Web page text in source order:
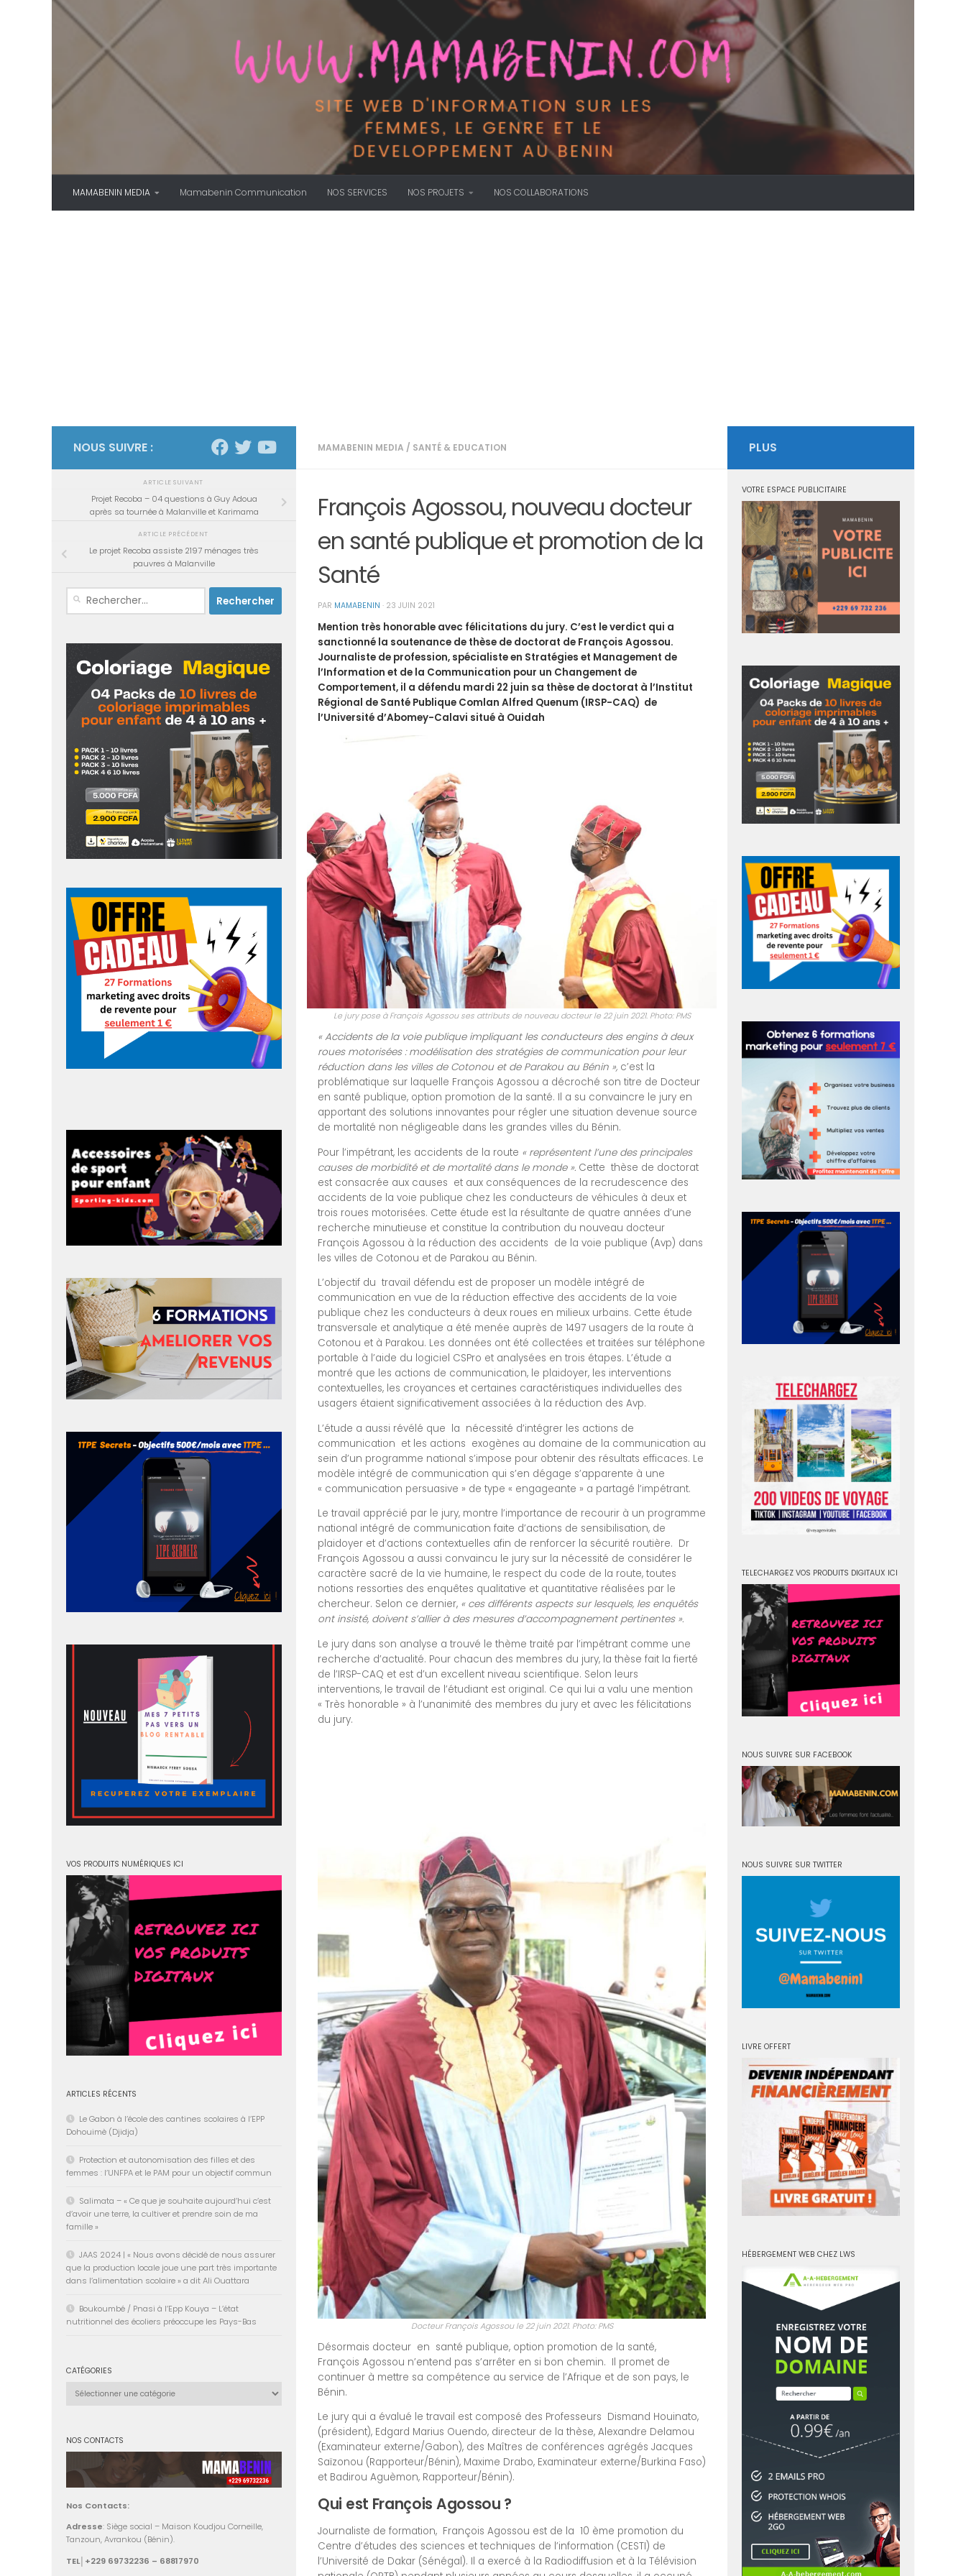
Skip to content
MAMABENIN MEDIA Mamabenin Communication NOS SERVICES NOS PROJETS NOS COLLABORATIONS
MAMABENIN MEDIA / SANTÉ & EDUCATION
François Agossou, nouveau docteur
en santé publique et promotion de la
Santé
PAR MAMABENIN · 23 JUIN 2021
Mention très honorable avec félicitations du jury. C’est le verdict qui a
sanctionné la soutenance de thèse de doctorat de François Agossou.
Journaliste de profession, spécialiste en Stratégies et Management de
l’Information et de la Communication pour un Changement de
Comportement, il a défendu mardi 22 juin sa thèse de doctorat à l’Institut
Régional de Santé Publique Comlan Alfred Quenum (IRSP-CAQ) de
l’Université d’Abomey-Calavi situé à Ouidah
Le jury pose à François Agossou ses attributs de nouveau docteur le 22 juin 2021. Photo: PMS
« Accidents de la voie publique impliquant les conducteurs des engins à deux
roues motorisées : modélisation des stratégies de communication pour leur
réduction dans les villes de Cotonou et de Parakou au Bénin », c’est la
problématique sur laquelle François Agossou a décroché son titre de Docteur
en santé publique, option promotion de la santé. Il a su convaincre le jury en
apportant des solutions innovantes pour régler une situation devenue source
de mortalité non négligeable dans les grandes villes du Bénin.
Pour l’impétrant, les accidents de la route « représentent l’une des principales
causes de morbidité et de mortalité dans le monde ». Cette thèse de doctorat
est consacrée aux causes et aux conséquences de la recrudescence des
accidents de la voie publique chez les conducteurs de véhicules à deux et
trois roues motorisées. Cette étude est la résultante de quatre années d’une
recherche minutieuse et constitue la contribution du nouveau docteur
François Agossou à la réduction des accidents de la voie publique (Avp) dans
les villes de Cotonou et de Parakou au Bénin.
L’objectif du travail défendu est de proposer un modèle intégré de
communication en vue de la réduction effective des accidents de la voie
publique chez les conducteurs à deux roues en milieux urbains. Cette étude
transversale et analytique a été menée auprès de 1497 usagers de la route à
Cotonou et à Parakou. Les données ont été collectées et traitées sur téléphone
portable à l’aide du logiciel CSPro et analysées en trois étapes. L’étude a
montré que les actions de communication, le plaidoyer, les interventions
contextuelles, les croyances et certaines caractéristiques individuelles des
usagers étaient significativement associées à la réduction des Avp.
L’étude a aussi révélé que la nécessité d’intégrer les actions de
communication et les actions exogènes au domaine de la communication au
sein d’un programme national s’impose pour obtenir des résultats efficaces. Le
modèle intégré de communication qui s’en dégage s’apparente à une
« communication persuasive » de type « engageante » a partagé l’impétrant.
Le travail apprécié par le jury, montre l’importance de recourir à un programme
national intégré de communication faite d’actions de sensibilisation, de
plaidoyer et d’actions contextuelles afin de renforcer la sécurité routière. Dr
François Agossou a aussi convaincu le jury sur la nécessité de considérer le
caractère sacré de la vie humaine, le respect du code de la route, toutes
notions ressorties des enquêtes qualitative et quantitative réalisées par le
chercheur. Selon ce dernier, « ces différents aspects sur lesquels, les enquêtés
ont insisté, doivent s’allier à des mesures d’accompagnement pertinentes ».
Le jury dans son analyse a trouvé le thème traité par l’impétrant comme une
recherche d’actualité. Pour chacun des membres du jury, la thèse fait la fierté
de l’IRSP-CAQ et est d’un excellent niveau scientifique. Selon leurs
interventions, le travail de l’étudiant est original. Ce qui lui a valu une mention
« Très honorable » à l’unanimité des membres du jury et avec les félicitations
du jury.
Docteur François Agossou le 22 juin 2021. Photo: PMS
Désormais docteur en santé publique, option promotion de la santé,
François Agossou n’entend pas s’arrêter en si bon chemin. Il promet de
continuer à mettre sa compétence au service de l’Afrique et de son pays, le
Bénin.
Le jury qui a évalué le travail est composé des Professeurs Dismand Houinato,
(président), Edgard Marius Ouendo, directeur de la thèse, Alexandre Delamou
(Examinateur externe/Gabon), des Maîtres de conférences agrégés Jacques
Saïzonou (Rapporteur/Bénin), Maxime Drabo, Examinateur externe/Burkina Faso)
et Badirou Aguèmon, Rapporteur/Bénin).
Qui est François Agossou ?
Journaliste de formation, François Agossou est de la 10 ème promotion du
Centre d’études des sciences et techniques de l’information (CESTI) de
l’Université de Dakar (Sénégal). Il a exercé à la Radiodiffusion et à la Télévision
NOUS SUIVRE :
ARTICLE SUIVANT
Projet Recoba – 04 questions à Guy Adoua
après sa tournée à Malanville et Karimama
ARTICLE PRÉCÉDENT
Le projet Recoba assiste 2197 ménages très
pauvres à Malanville
Rechercher :
VOS PRODUITS NUMÉRIQUES ICI
ARTICLES RÉCENTS
Le Gabon à l’école des cantines scolaires à l’EPP
Dohouimè (Djidja)
Protection et autonomisation des filles et des
femmes : l’UNFPA et le PAM pour un objectif commun
Salimata – « Ce que je souhaite aujourd’hui c’est
d’avoir une terre, la cultiver et prendre soin de ma
famille »
JAAS 2024 | « Nous avons décidé de nous assurer
que la production locale joue une part très importante
dans l’alimentation scolaire » a dit Ali Ouattara
Boukoumbé / Pnasi à l’Epp Kouya – L’état
nutritionnel des écoliers préoccupe les Pays-Bas
CATÉGORIES
NOS CONTACTS
Nos Contacts:
Adresse: Siège social – Maison Koudjou Corneille,
Tanzoun, Avrankou (Bénin).
TEL│+229 69732236 – 68817970
PLUS
VOTRE ESPACE PUBLICITAIRE
TELECHARGEZ VOS PRODUITS DIGITAUX ICI
NOUS SUIVRE SUR FACEBOOK
NOUS SUIVRE SUR TWITTER
LIVRE OFFERT
HÉBERGEMENT WEB CHEZ LWS